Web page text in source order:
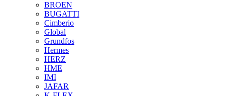
BROEN
BUGATTI
Cimberio
Global
Grundfos
Hermes
HERZ
HME
IMI
JAFAR